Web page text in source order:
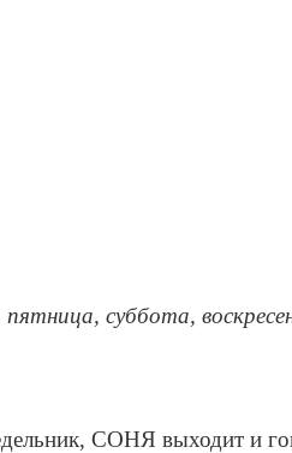
суббота,
СОНЯ выходит и